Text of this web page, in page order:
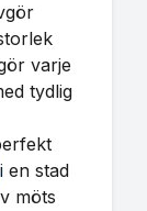
varje
tydlig
i en stad
möts